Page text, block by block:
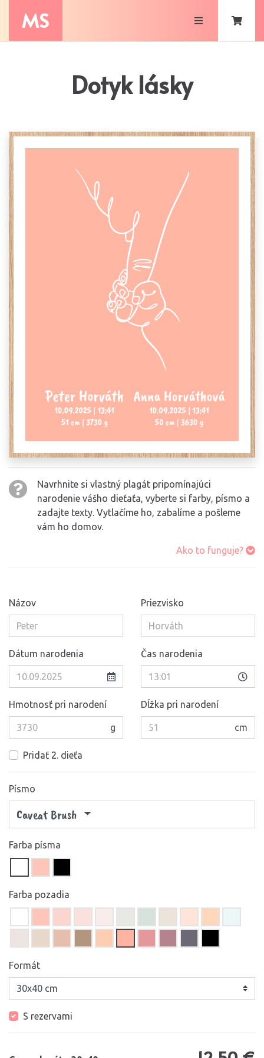
MS
Dotyk lásky
Navrhnite si vlastný plagát pripomínajúci
narodenie vášho dieťaťa, vyberte si farby, písmo a
zadajte texty. Vytlačíme ho, zabalíme a pošleme
vám ho domov.
Ako to funguje?
Názov Priezvisko
Dátum narodenia Čas narodenia
Hmotnosť pri narodení
g
Dĺžka pri narodení
cm
Pridať 2. dieťa
Písmo
Caveat Brush
Farba písma
Farba pozadia
Formát
S rezervami